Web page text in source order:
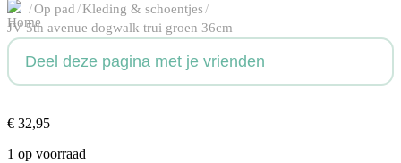
/Op pad/Kleding & schoentjes/
JV 5th avenue dogwalk trui groen 36cm
Deel deze pagina met je vrienden
€ 32,95
1 op voorraad